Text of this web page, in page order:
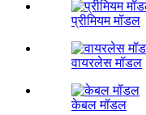
प्रीमियम मॉडल
वायरलेस मॉडल
केबल मॉडल